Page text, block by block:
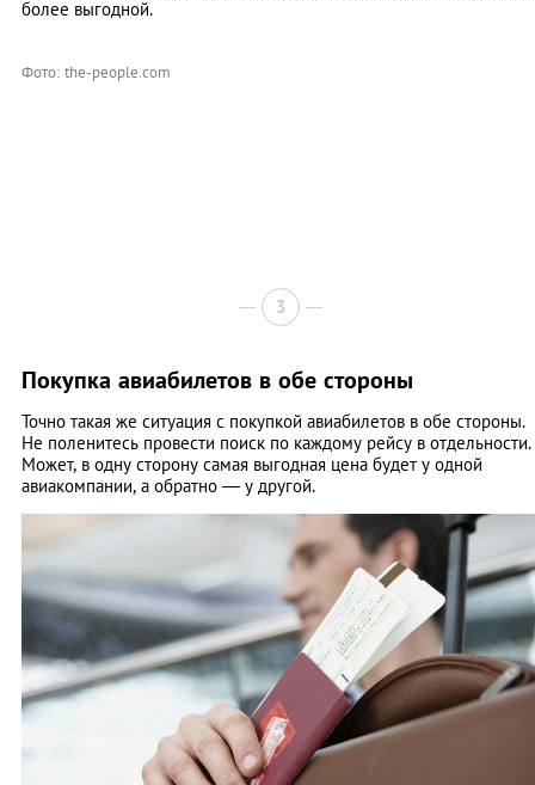
более выгодной.
Фото: the-people.com
3
Покупка авиабилетов в обе стороны
Точно такая же ситуация с покупкой авиабилетов в обе стороны.
Не поленитесь провести поиск по каждому рейсу в отдельности.
Может, в одну сторону самая выгодная цена будет у одной
авиакомпании, а обратно — у другой.